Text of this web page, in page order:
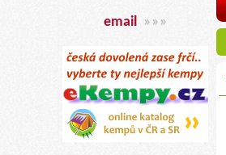
email »»»